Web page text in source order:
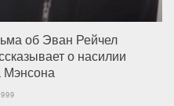
об Эван Рейчел
о насилии
Мэнсона
999